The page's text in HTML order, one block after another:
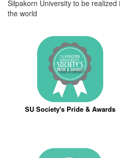
Silpakorn University to be
the world
SU Society's Pride & Awards